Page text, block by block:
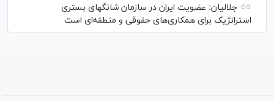
جلالیان: عضویت ایران در سازمان شانگهای بستری
استراتژیک برای همکاری‌های حقوقی و منطقه‌ای است